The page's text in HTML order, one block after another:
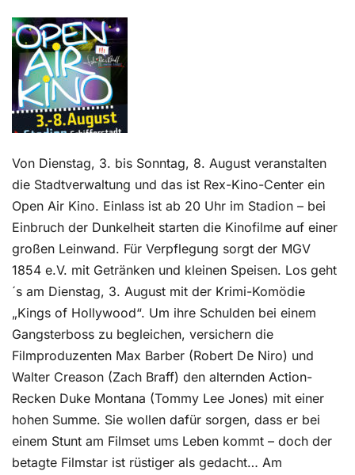
Jetzt abonnieren
Kontakt
Von Dienstag, 3. bis Sonntag, 8. August veranstalten
die Stadtverwaltung und das ist Rex-Kino-Center ein
Open Air Kino. Einlass ist ab 20 Uhr im Stadion – bei
Einbruch der Dunkelheit starten die Kinofilme auf einer
großen Leinwand. Für Verpflegung sorgt der MGV
1854 e.V. mit Getränken und kleinen Speisen. Los geht
´s am Dienstag, 3. August mit der Krimi-Komödie
„Kings of Hollywood“. Um ihre Schulden bei einem
Gangsterboss zu begleichen, versichern die
Filmproduzenten Max Barber (Robert De Niro) und
Walter Creason (Zach Braff) den alternden Action-
Recken Duke Montana (Tommy Lee Jones) mit einer
hohen Summe. Sie wollen dafür sorgen, dass er bei
einem Stunt am Filmset ums Leben kommt – doch der
betagte Filmstar ist rüstiger als gedacht… Am